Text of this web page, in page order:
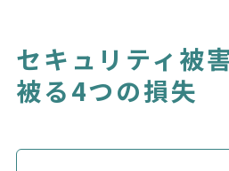
セキュリティ被
被る4つの損失